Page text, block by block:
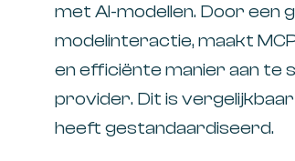
met AI-modellen. Door
modelinteractie, maakt
en efficiënte manier aan te
provider. Dit is
heeft gestandaardiseerd.